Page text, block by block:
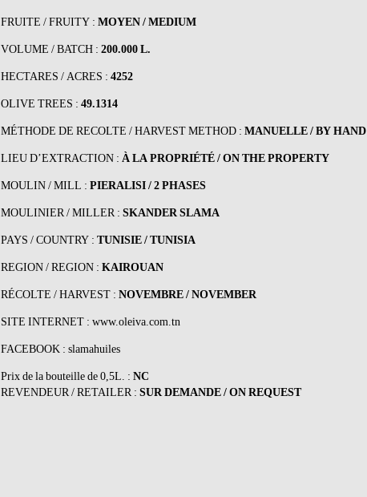
FRUITE / FRUITY : MOYEN / MEDIUM
VOLUME / BATCH : 200.000 L.
HECTARES / ACRES : 4252
OLIVE TREES : 49.1314
MÉTHODE DE RECOLTE / HARVEST METHOD : MANUELLE / BY HAND
LIEU D’EXTRACTION : À LA PROPRIÉTÉ / ON THE PROPERTY
MOULIN / MILL : PIERALISI / 2 PHASES
MOULINIER / MILLER : SKANDER SLAMA
PAYS / COUNTRY : TUNISIE / TUNISIA
REGION / REGION : KAIROUAN
RÉCOLTE / HARVEST : NOVEMBRE / NOVEMBER
SITE INTERNET : www.oleiva.com.tn
FACEBOOK : slamahuiles
Prix de la bouteille de 0,5L. : NC
REVENDEUR / RETAILER : SUR DEMANDE / ON REQUEST